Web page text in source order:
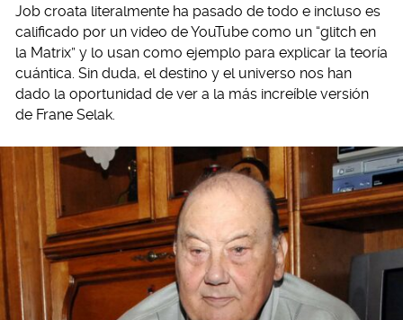
Job croata literalmente ha pasado de todo e incluso es
calificado por un video de YouTube como un “glitch en
la Matrix” y lo usan como ejemplo para explicar la teoría
cuántica. Sin duda, el destino y el universo nos han
dado la oportunidad de ver a la más increíble versión
de Frane Selak.